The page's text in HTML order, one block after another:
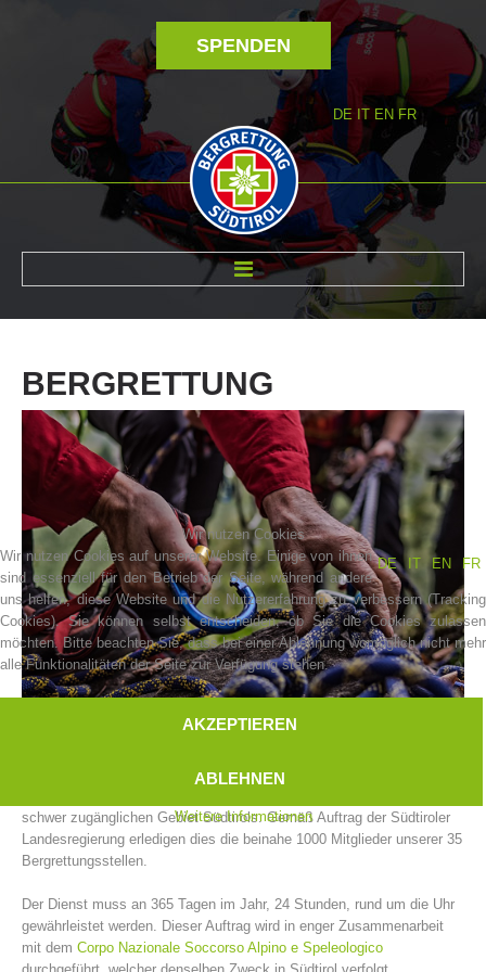
SPENDEN
DE IT EN FR
BERGRETTUNG
Der Bergrettungsdienst im Alpenverein Südtirol leistet Einsätze für in
schwer zugänglichen Gebiet Südtirols. Gemäß Auftrag der Südtiroler
Landesregierung erledigen dies die beinahe 1000 Mitglieder unserer 35
Bergrettungsstellen.
Der Dienst muss an 365 Tagen im Jahr, 24 Stunden, rund um die Uhr
gewährleistet werden. Dieser Auftrag wird in enger Zusammenarbeit
mit dem Corpo Nazionale Soccorso Alpino e Speleologico
Wir nutzen Cookies
DE
IT EN FR
Wir nutzen Cookies auf unserer Website. Einige von ihnen
sind essenziell für den Betrieb der Seite, während andere
uns helfen, diese Website und die Nutzererfahrung zu verbessern (Tracking
Cookies). Sie können selbst entscheiden, ob Sie die Cookies zulassen
möchten. Bitte beachten Sie, dass bei einer Ablehnung womöglich nicht mehr
alle Funktionalitäten der Seite zur Verfügung stehen.
AKZEPTIEREN
ABLEHNEN
Weitere Informationen